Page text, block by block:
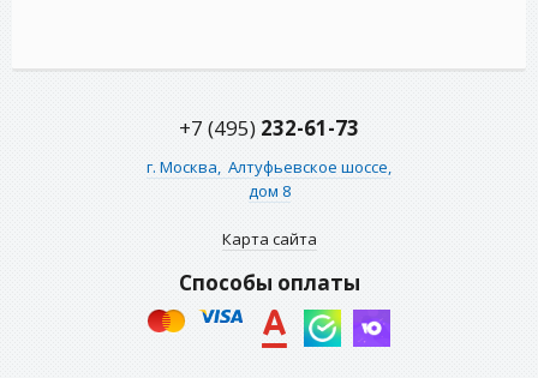
+7 (495) 232-61-73
г. Москва, Алтуфьевское шоссе,
дом 8
Карта сайта
Способы оплаты